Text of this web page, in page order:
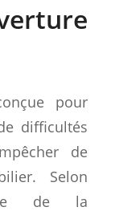
pour
difficultés
de
Selon
de la